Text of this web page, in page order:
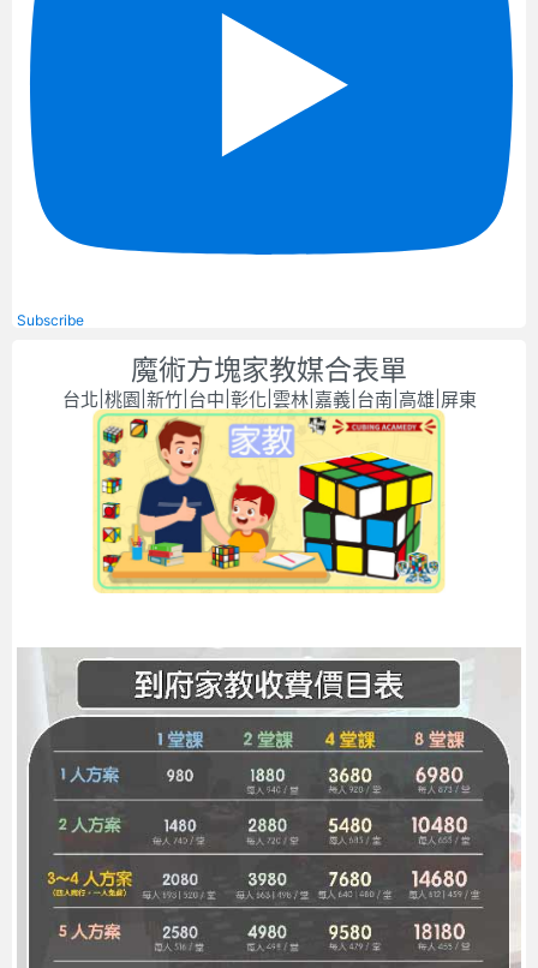
Subscribe
魔術方塊家教媒合表單
台北|桃園|新竹|台中|彰化|雲林|嘉義|台南|高雄|屏東